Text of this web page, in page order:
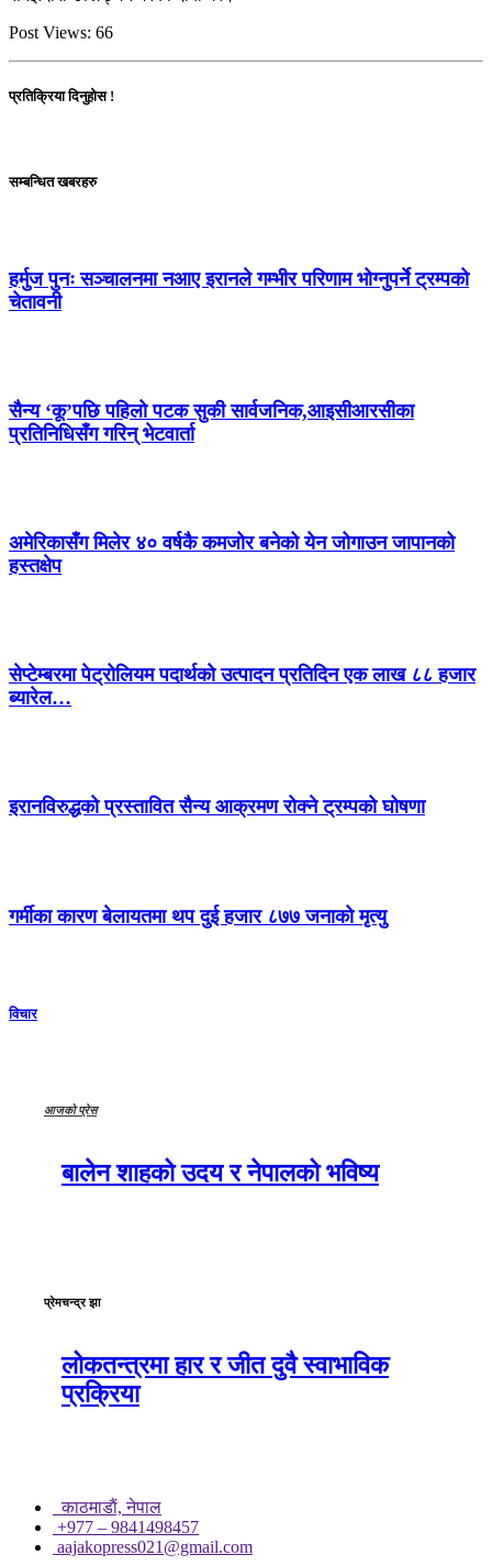
Post Views: 66
प्रतिक्रिया दिनुहोस !
सम्बन्धित खबरहरु
हर्मुज पुनः सञ्चालनमा नआए इरानले गम्भीर परिणाम भोग्नुपर्ने ट्रम्पको
चेतावनी
सैन्य ‘कू’पछि पहिलो पटक सुकी सार्वजनिक,आइसीआरसीका
प्रतिनिधिसँग गरिन् भेटवार्ता
अमेरिकासँग मिलेर ४० वर्षकै कमजोर बनेको येन जोगाउन जापानको
हस्तक्षेप
सेप्टेम्बरमा पेट्रोलियम पदार्थको उत्पादन प्रतिदिन एक लाख ८८ हजार
ब्यारेल…
इरानविरुद्धको प्रस्तावित सैन्य आक्रमण रोक्ने ट्रम्पको घोषणा
गर्मीका कारण बेलायतमा थप दुई हजार ८७७ जनाको मृत्यु
विचार
आजको प्रेस
बालेन शाहको उदय र नेपालको भविष्य
प्रेमचन्द्र झा
लोकतन्त्रमा हार र जीत दुवै स्वाभाविक
प्रक्रिया
काठमाडाैं, नेपाल
+977 – 9841498457
aajakopress021@gmail.com